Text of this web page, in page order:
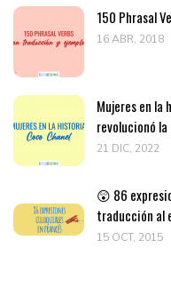
150 Phrasal
16 ABR, 2018
Mujeres en la
revolucionó
21 DIC, 2022
😲 86
traducción al
15 OCT, 2015